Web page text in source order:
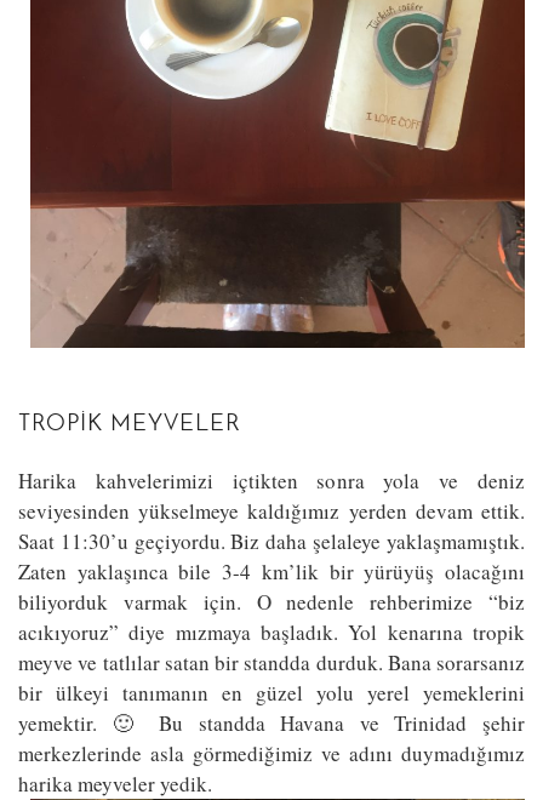
TROPIK MEYVELER
Harika kahvelerimizi içtikten sonra yola ve deniz
seviyesinden yükselmeye kaldığımız yerden devam ettik.
Saat 11:30’u geçiyordu. Biz daha şelaleye yaklaşmamıştık.
Zaten yaklaşınca bile 3-4 km’lik bir yürüyüş olacağını
biliyorduk varmak için. O nedenle rehberimize “biz
acıkıyoruz” diye mızmaya başladık. Yol kenarına tropik
meyve ve tatlılar satan bir standda durduk. Bana sorarsanız
bir ülkeyi tanımanın en güzel yolu yerel yemeklerini
yemektir. 🙂 Bu standda Havana ve Trinidad şehir
merkezlerinde asla görmediğimiz ve adını duymadığımız
harika meyveler yedik.